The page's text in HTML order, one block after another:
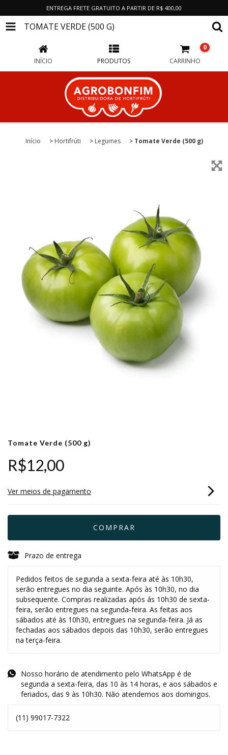
ENTREGA FRETE GRATUITO A PARTIR DE R$ 400,00
TOMATE VERDE (500 G)
INÍCIO PRODUTOS CARRINHO
0
Início > Hortifrúti > Legumes > Tomate Verde (500 g)
Tomate Verde (500 g)
R$12,00
Ver meios de pagamento
Prazo de entrega
Pedidos feitos de segunda a sexta-feira até às 10h30,
serão entregues no dia seguinte. Após às 10h30, no dia
subsequente. Compras realizadas após ás 10h30 de sexta-
feira, serão entregues na segunda-feira. As feitas aos
sábados até às 10h30, entregues na segunda-feira. Já as
fechadas aos sábados depois das 10h30, serão entregues
na terça-feira.
Nosso horário de atendimento pelo WhatsApp é de
segunda a sexta-feira, das 10 às 14 horas, e aos sábados e
feriados, das 9 às 10h30. Não atendemos aos domingos.
(11) 99017-7322